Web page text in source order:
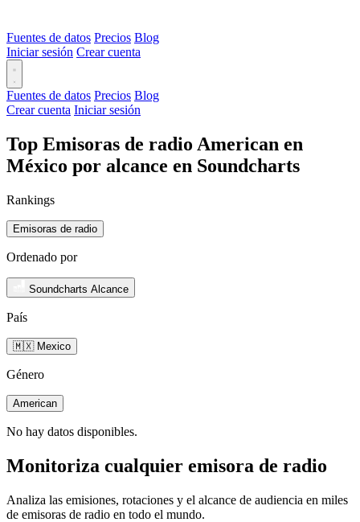
Fuentes de datos Precios Blog
Iniciar sesión Crear cuenta
Fuentes de datos Precios Blog
Crear cuenta Iniciar sesión
Top Emisoras de radio American en
México por alcance en Soundcharts
Rankings
Emisoras de radio
Ordenado por
Soundcharts Alcance
País
🇲🇽 Mexico
Género
American
No hay datos disponibles.
Monitoriza cualquier emisora de radio
Analiza las emisiones, rotaciones y el alcance de audiencia en miles
de emisoras de radio en todo el mundo.